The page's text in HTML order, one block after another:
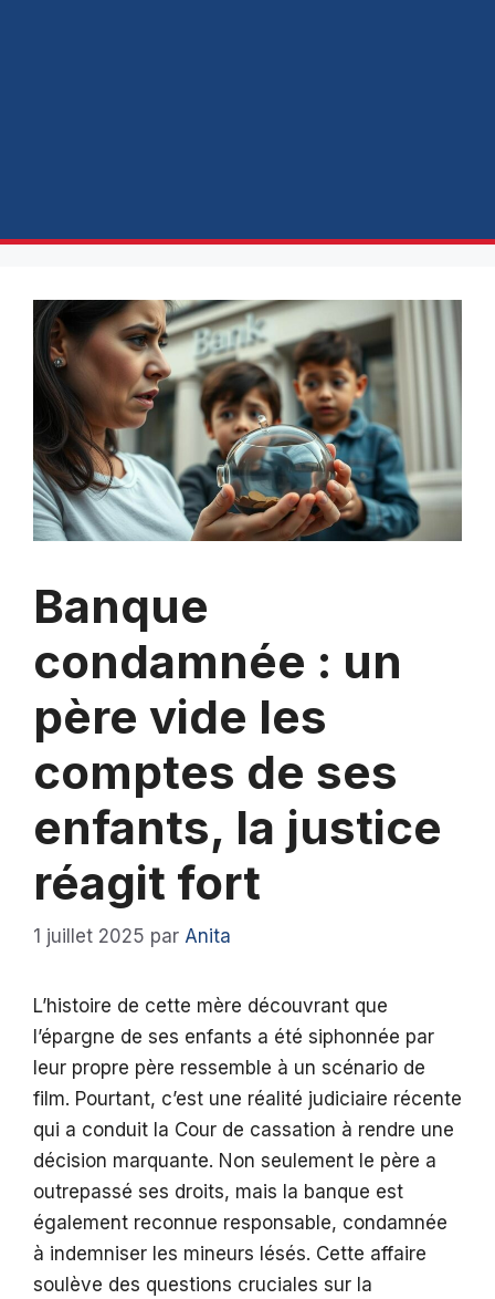
Banque
condamnée : un
père vide les
comptes de ses
enfants, la justice
réagit fort
1 juillet 2025 par Anita
L’histoire de cette mère découvrant que
l’épargne de ses enfants a été siphonnée par
leur propre père ressemble à un scénario de
film. Pourtant, c’est une réalité judiciaire récente
qui a conduit la Cour de cassation à rendre une
décision marquante. Non seulement le père a
outrepassé ses droits, mais la banque est
également reconnue responsable, condamnée
à indemniser les mineurs lésés. Cette affaire
soulève des questions cruciales sur la